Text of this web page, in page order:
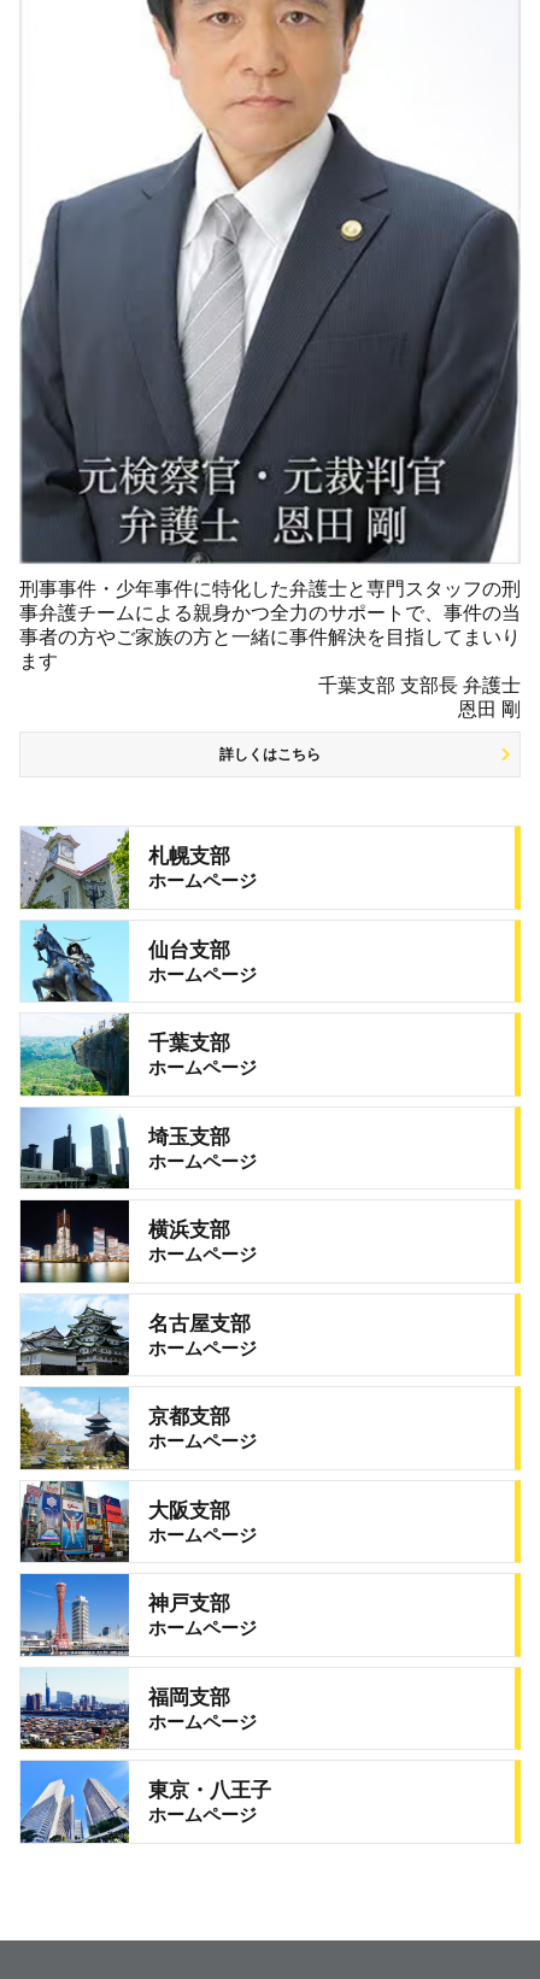
刑事事件・少年事件に特化した弁護士と専門スタッフの刑
事弁護チームによる親身かつ全力のサポートで、事件の当
事者の方やご家族の方と一緒に事件解決を目指してまいり
ます
千葉支部 支部長 弁護士
恩田 剛
詳しくはこちら
札幌支部
ホームページ
仙台支部
ホームページ
千葉支部
ホームページ
埼玉支部
ホームページ
横浜支部
ホームページ
名古屋支部
ホームページ
京都支部
ホームページ
大阪支部
ホームページ
神戸支部
ホームページ
福岡支部
ホームページ
東京・八王子
ホームページ